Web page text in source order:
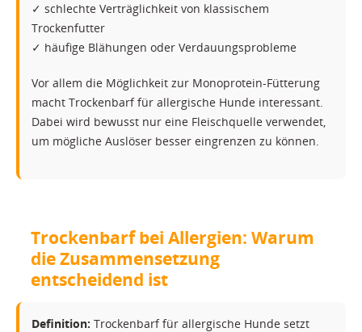
✓ schlechte Verträglichkeit von klassischem
Trockenfutter
✓ häufige Blähungen oder Verdauungsprobleme
Vor allem die Möglichkeit zur Monoprotein-Fütterung
macht Trockenbarf für allergische Hunde interessant.
Dabei wird bewusst nur eine Fleischquelle verwendet,
um mögliche Auslöser besser eingrenzen zu können.
Trockenbarf bei Allergien: Warum
die Zusammensetzung
entscheidend ist
Definition: Trockenbarf für allergische Hunde setzt